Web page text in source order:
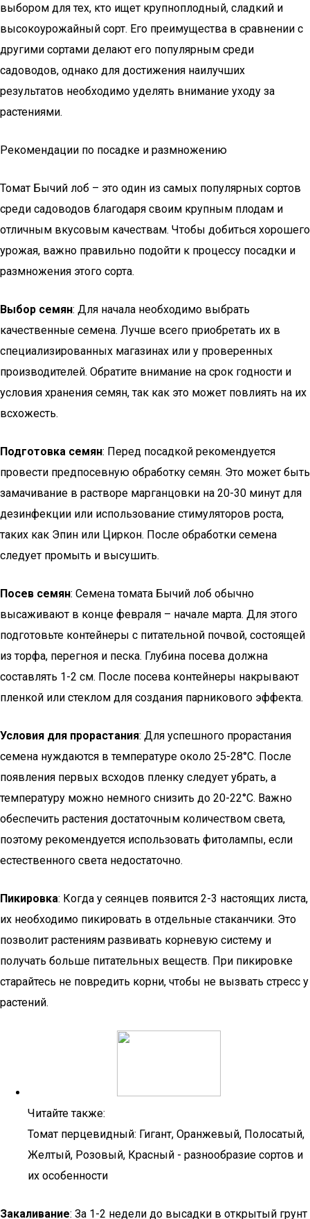
выбором для тех, кто ищет крупноплодный, сладкий и
высокоурожайный сорт. Его преимущества в сравнении с
другими сортами делают его популярным среди
садоводов, однако для достижения наилучших
результатов необходимо уделять внимание уходу за
растениями.
Рекомендации по посадке и размножению
Томат Бычий лоб – это один из самых популярных сортов
среди садоводов благодаря своим крупным плодам и
отличным вкусовым качествам. Чтобы добиться хорошего
урожая, важно правильно подойти к процессу посадки и
размножения этого сорта.
Выбор семян: Для начала необходимо выбрать
качественные семена. Лучше всего приобретать их в
специализированных магазинах или у проверенных
производителей. Обратите внимание на срок годности и
условия хранения семян, так как это может повлиять на их
всхожесть.
Подготовка семян: Перед посадкой рекомендуется
провести предпосевную обработку семян. Это может быть
замачивание в растворе марганцовки на 20-30 минут для
дезинфекции или использование стимуляторов роста,
таких как Эпин или Циркон. После обработки семена
следует промыть и высушить.
Посев семян: Семена томата Бычий лоб обычно
высаживают в конце февраля – начале марта. Для этого
подготовьте контейнеры с питательной почвой, состоящей
из торфа, перегноя и песка. Глубина посева должна
составлять 1-2 см. После посева контейнеры накрывают
пленкой или стеклом для создания парникового эффекта.
Условия для прорастания: Для успешного прорастания
семена нуждаются в температуре около 25-28°C. После
появления первых всходов пленку следует убрать, а
температуру можно немного снизить до 20-22°C. Важно
обеспечить растения достаточным количеством света,
поэтому рекомендуется использовать фитолампы, если
естественного света недостаточно.
Пикировка: Когда у сеянцев появится 2-3 настоящих листа,
их необходимо пикировать в отдельные стаканчики. Это
позволит растениям развивать корневую систему и
получать больше питательных веществ. При пикировке
старайтесь не повредить корни, чтобы не вызвать стресс у
растений.
Читайте также:
Томат перцевидный: Гигант, Оранжевый, Полосатый,
Желтый, Розовый, Красный - разнообразие сортов и
их особенности
Закаливание: За 1-2 недели до высадки в открытый грунт